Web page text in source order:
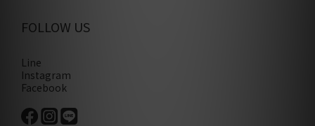
FOLLOW US
Line
Instagram
Facebook